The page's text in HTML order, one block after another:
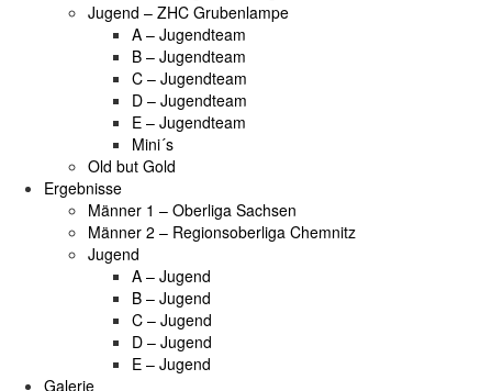
Jugend – ZHC Grubenlampe
A – Jugendteam
B – Jugendteam
C – Jugendteam
D – Jugendteam
E – Jugendteam
Mini´s
Old but Gold
Ergebnisse
Männer 1 – Oberliga Sachsen
Männer 2 – Regionsoberliga Chemnitz
Jugend
A – Jugend
B – Jugend
C – Jugend
D – Jugend
E – Jugend
Galerie